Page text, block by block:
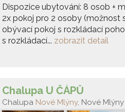
Dispozice ubytování: 8 osob +
2x pokoj pro 2 osoby (možnost
obývací pokoj s rozkládací
s rozkládací... zobrazit detail
Chalupa U ČÁPŮ
Chalupa Nové Mlýny, Nové